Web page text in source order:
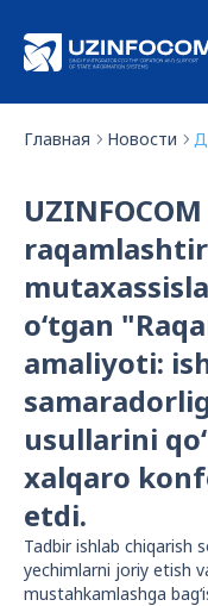
Главная Новости
o‘tgan
amaliyoti:
usullarini
xalqaro
etdi.
Tadbir ishlab chiqarish
yechimlarni joriy etish
mustahkamlashga